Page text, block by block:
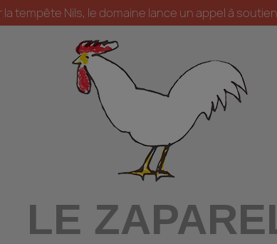
tempête Nils, le domaine lance un appel à
LE